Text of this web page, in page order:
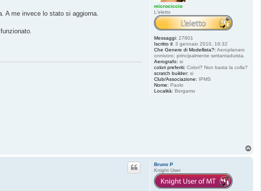
microciccio
L'eletto
Messaggi: 27801
Iscritto il: 3 gennaio 2010, 16:32
Che Genere di Modellista?: Aeroplanaro
onnivoro; principalmente settantaduista.
Aerografo: si
colori preferiti: Colori? Non basta la colla?
scratch builder: si
Club/Associazione: IPMS
Nome: Paolo
Località: Bergamo
A me invece lo stato si aggiorna.
Bruno P
Knight User